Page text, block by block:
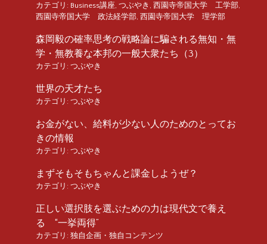
カテゴリ: Business講座 つぶやき 西園寺帝国大学 工学部
西園寺帝国大学 政法経学部 西園寺帝国大学 理学部
森岡毅の確率思考の戦略論に騙される無知・無
学・無教養な本邦の一般大衆たち（3）
カテゴリ: つぶやき
世界の天才たち
カテゴリ: つぶやき
お金がない、給料が少ない人のためのとってお
きの情報
カテゴリ: つぶやき
まずそもそもちゃんと課金しようぜ？
カテゴリ: つぶやき
正しい選択肢を選ぶための力は現代文で養え
る “一挙両得”
カテゴリ: 独自企画・独自コンテンツ